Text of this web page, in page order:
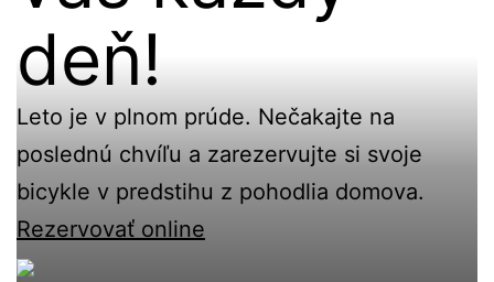
deň!
Leto je v plnom prúde. Nečakajte na
poslednú chvíľu a zarezervujte si svoje
bicykle v predstihu z pohodlia domova.
Rezervovať online